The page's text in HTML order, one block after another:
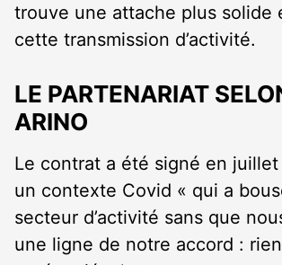
trouve une attache plus solide
cette transmission d’activité.
LE PARTENARIAT
ARINO
Le contrat a été signé en
un contexte Covid « qui a
secteur d’activité sans que
une ligne de notre accord : rien